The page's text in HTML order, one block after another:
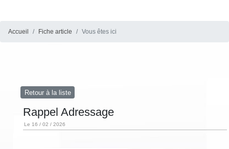
Accueil Fiche article Vous êtes ici
Retour à la liste
Rappel Adressage
Le 16 / 02 / 2026